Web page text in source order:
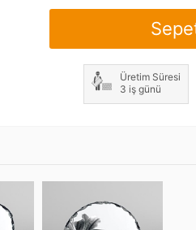
Üretim Süresi
3 iş günü